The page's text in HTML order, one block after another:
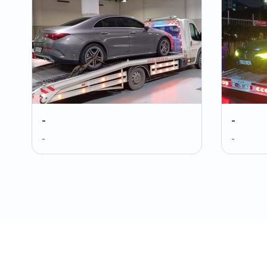
-
-
-
-